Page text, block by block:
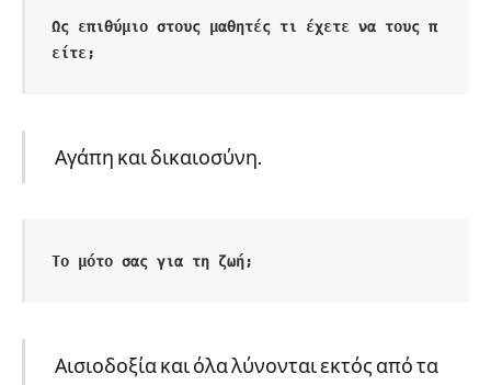
Ως επιθύμιο στους μαθητές τι έχετε να τους π
είτε;
Αγάπη και δικαιοσύνη.
Το μότο σας για τη ζωή;
Αισιοδοξία και όλα λύνονται εκτός από τα